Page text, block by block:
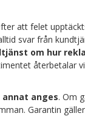
att felet
svar från
om hur
återbetalar
anges. Om
Garantin